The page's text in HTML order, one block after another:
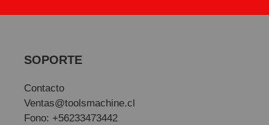
SOPORTE
Contacto
Ventas@toolsmachine.cl
Fono: +56233473442